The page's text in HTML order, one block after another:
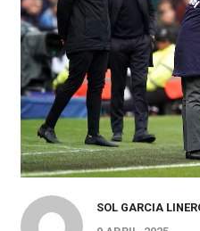
SOL GARCIA